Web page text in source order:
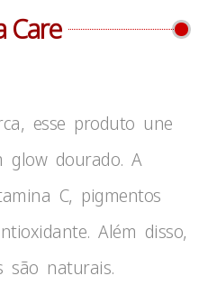
Care
esse produto une
glow dourado. A
C, pigmentos
Além disso,
são naturais.